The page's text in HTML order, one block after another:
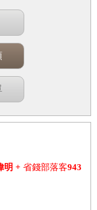
明 + 省錢部落客943